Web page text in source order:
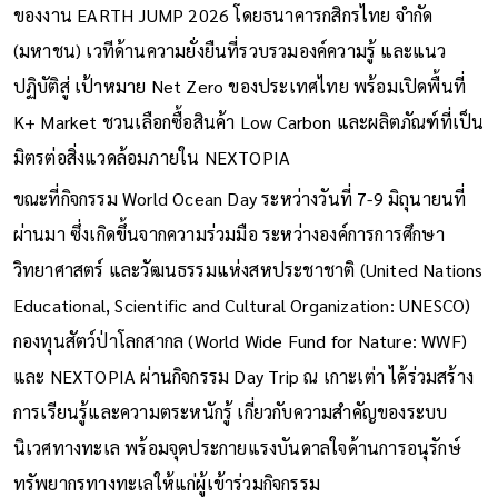
ของงาน EARTH JUMP 2026 โดยธนาคารกสิกรไทย จำกัด
(มหาชน) เวทีด้านความยั่งยืนที่รวบรวมองค์ความรู้ และแนว
ปฏิบัติสู่ เป้าหมาย Net Zero ของประเทศไทย พร้อมเปิดพื้นที่
K+ Market ชวนเลือกซื้อสินค้า Low Carbon และผลิตภัณฑ์ที่เป็น
มิตรต่อสิ่งแวดล้อมภายใน NEXTOPIA
ขณะที่กิจกรรม World Ocean Day ระหว่างวันที่ 7-9 มิถุนายนที่
ผ่านมา ซึ่งเกิดขึ้นจากความร่วมมือ ระหว่างองค์การการศึกษา
วิทยาศาสตร์ และวัฒนธรรมแห่งสหประชาชาติ (United Nations
Educational, Scientific and Cultural Organization: UNESCO)
กองทุนสัตว์ป่าโลกสากล (World Wide Fund for Nature: WWF)
และ NEXTOPIA ผ่านกิจกรรม Day Trip ณ เกาะเต่า ได้ร่วมสร้าง
การเรียนรู้และความตระหนักรู้ เกี่ยวกับความสำคัญของระบบ
นิเวศทางทะเล พร้อมจุดประกายแรงบันดาลใจด้านการอนุรักษ์
ทรัพยากรทางทะเลให้แก่ผู้เข้าร่วมกิจกรรม